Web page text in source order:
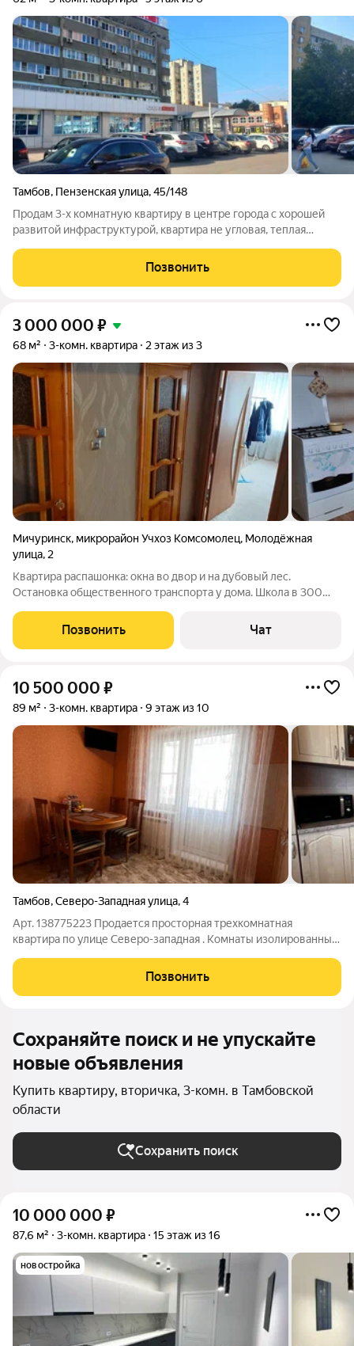
Тамбов, Пензенская улица,45/148
Продам 3-х комнатную квартиру в центре города с хорошей
развитой инфраструктурой, квартира не угловая, теплая
расположение комнат, они изолированные, с/у раздельный в
плитке установлены приборы
Позвонить
3 000 000 ₽
68 м² 3-комн. квартира 2 этаж из 3
Мичуринск, микрорайон Учхоз Комсомолец, Молодёжная
улица, 2
Квартира распашонка: окна во двор и на дубовый лес.
Остановка общественного транспорта у дома. Школа в 300
Позвонить Чат
10 500 000 ₽
89 м² 3-комн. квартира 9 этаж из 10
Тамбов,Северо-Западная улица,4
Арт. 138775223 Продается просторная трехкомнатная
квартира по улице Северо-западная . Комнаты изолированные
ремонт , можно купить и жить сразу. Квартира распашонка ,
удачный вид из окон .
Позвонить
Сохраняйте поиск и не упускайте
новые объявления
Купить квартиру, вторичка, 3-комн. в Тамбовской
области
Сохранить поиск
10 000 000 ₽
87,6 м² 3-комн. квартира 15 этаж из 16
новостройка